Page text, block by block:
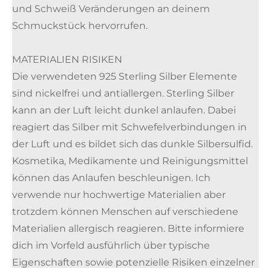
und Schweiß Veränderungen an deinem
Schmuckstück hervorrufen.
MATERIALIEN RISIKEN
Die verwendeten 925 Sterling Silber Elemente
sind nickelfrei und antiallergen. Sterling Silber
kann an der Luft leicht dunkel anlaufen. Dabei
reagiert das Silber mit Schwefelverbindungen in
der Luft und es bildet sich das dunkle Silbersulfid.
Kosmetika, Medikamente und Reinigungsmittel
können das Anlaufen beschleunigen. Ich
verwende nur hochwertige Materialien aber
trotzdem können Menschen auf verschiedene
Materialien allergisch reagieren. Bitte informiere
dich im Vorfeld ausführlich über typische
Eigenschaften sowie potenzielle Risiken einzelner